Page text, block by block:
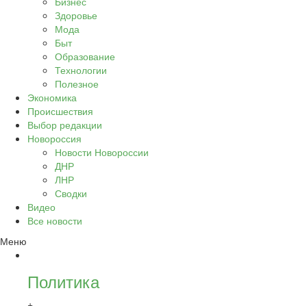
Здоровье
Мода
Быт
Образование
Технологии
Полезное
Экономика
Происшествия
Выбор редакции
Новороссия
Новости Новороссии
ДНР
ЛНР
Сводки
Видео
Все новости
Меню
Политика